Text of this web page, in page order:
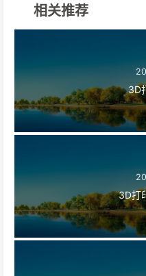
相关推荐
3D
3D打